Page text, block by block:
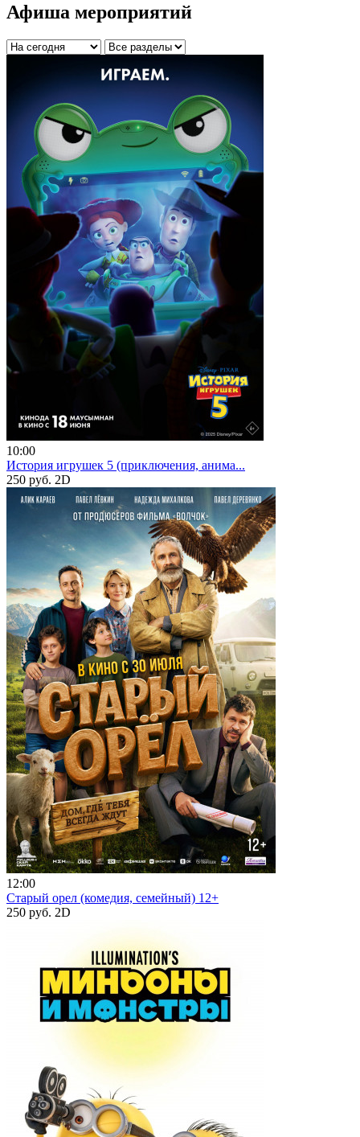
Афиша мероприятий
10:00
История игрушек 5 (приключения, анима...
250 руб. 2D
12:00
Старый орел (комедия, семейный) 12+
250 руб. 2D